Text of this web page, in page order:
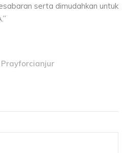
serta dimudahkan untuk
Prayforcianjur